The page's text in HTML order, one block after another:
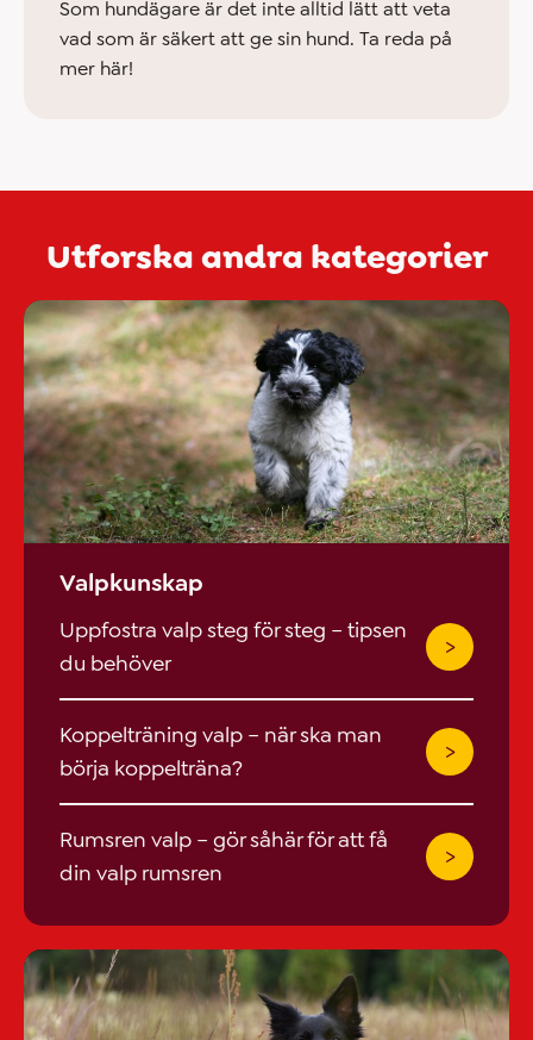
Som hundägare är det inte alltid lätt att veta
vad som är säkert att ge sin hund. Ta reda på
mer här!
Utforska andra kategorier
Valpkunskap
Uppfostra valp steg för steg – tipsen
du behöver
Koppelträning valp – när ska man
börja koppelträna?
Rumsren valp – gör såhär för att få
din valp rumsren